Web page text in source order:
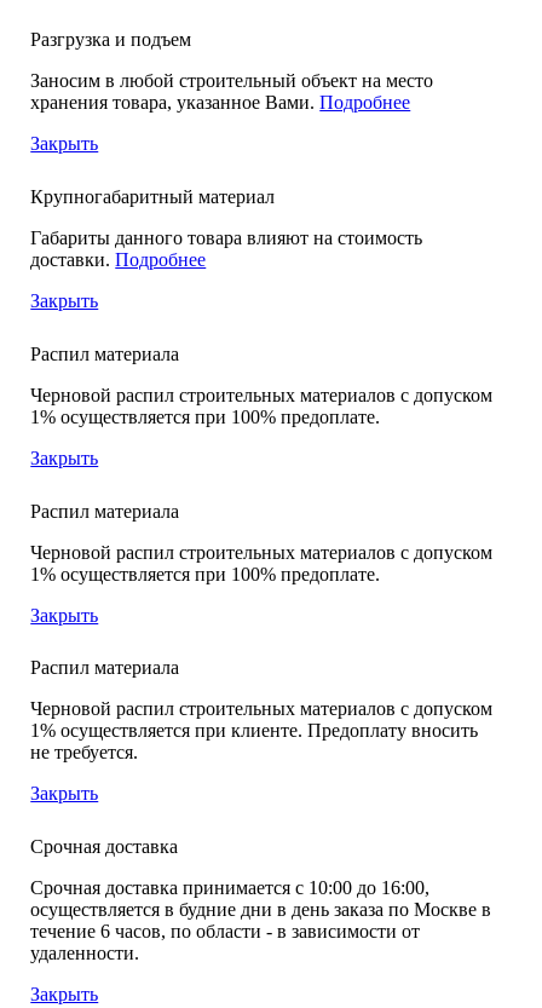
Разгрузка и подъем
Заносим в любой строительный объект на место
хранения товара, указанное Вами.Подробнее
Закрыть
Крупногабаритный материал
Габариты данного товара влияют на стоимость
доставки.Подробнее
Закрыть
Распил материала
Черновой распил строительных материалов с допуском
1% осуществляется при 100% предоплате.
Закрыть
Распил материала
Черновой распил строительных материалов с допуском
1% осуществляется при 100% предоплате.
Закрыть
Распил материала
Черновой распил строительных материалов с допуском
1% осуществляется при клиенте. Предоплату вносить
не требуется.
Закрыть
Срочная доставка
Срочная доставка принимается с 10:00 до 16:00,
осуществляется в будние дни в день заказа по Москве в
течение 6 часов, по области - в зависимости от
удаленности.
Закрыть